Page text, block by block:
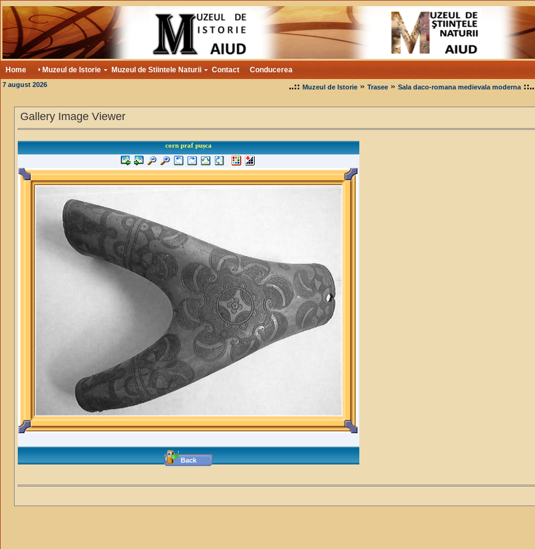
Home Muzeul de Istorie Muzeul de Stiintele Naturii Contact Conducerea
7 august 2026
..:: Muzeul de Istorie» Trasee» Sala daco-romana medievala moderna ::..
Gallery Image Viewer
corn praf pușca